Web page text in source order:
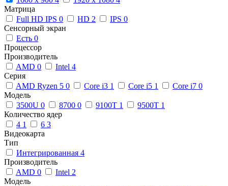
Матрица
Full HD IPS 0 HD 2 IPS 0
Сенсорный экран
Есть 0
Процессор
Производитель
AMD 0 Intel 4
Серия
AMD Ryzen 5 0 Core i3 1 Core i5 1 Core i7 0
Модель
3500U 0 8700 0 9100T 1 9500T 1
Количество ядер
4 1 6 3
Видеокарта
Тип
Интегрированная 4
Производитель
AMD 0 Intel 2
Модель